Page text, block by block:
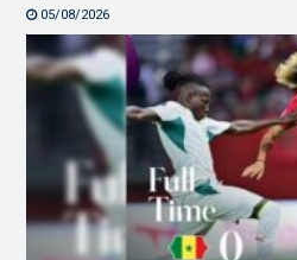
05/08/2026